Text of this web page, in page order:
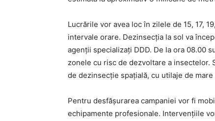
Lucrările vor avea loc în zilele de 15, 17,
intervale orare. Dezinsecția la sol va
agenții specializați DDD. De la ora 08.00
zonele cu risc de dezvoltare a insectelor.
de dezinsecție spațială, cu utilaje de
Pentru desfășurarea campaniei vor fi
echipamente profesionale. Intervențiile